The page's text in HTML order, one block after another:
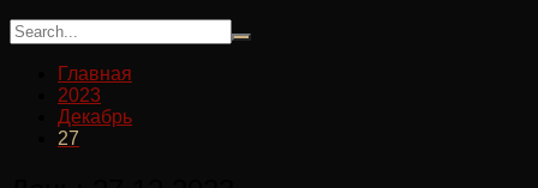
Главная
2023
Декабрь
27